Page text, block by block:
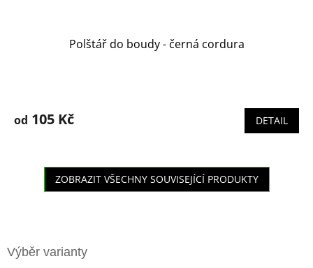
Polštář do boudy - černá cordura
od 105 Kč DETAIL
ZOBRAZIT VŠECHNY SOUVISEJÍCÍ PRODUKTY